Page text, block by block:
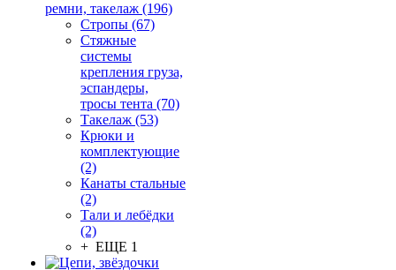
ремни, такелаж (196)
Стропы (67)
Стяжные
системы
крепления груза,
эспандеры,
тросы тента (70)
Такелаж (53)
Крюки и
комплектующие
(2)
Канаты стальные
(2)
Тали и лебёдки
(2)
+ ЕЩЕ 1